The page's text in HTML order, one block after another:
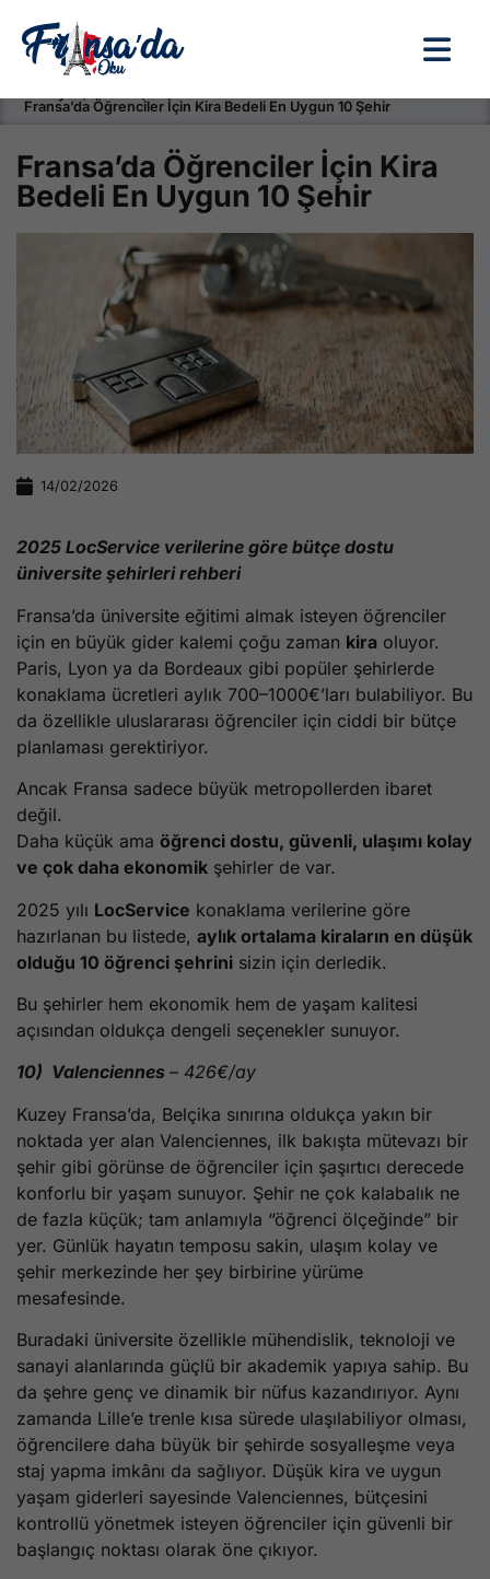
Fransa’da Öğrenciler İçin Kira Bedeli En Uygun 10 Şehir
Fransa’da Öğrenciler İçin Kira
Bedeli En Uygun 10 Şehir
14/02/2026
2025 LocService verilerine göre bütçe dostu
üniversite şehirleri rehberi
Fransa’da üniversite eğitimi almak isteyen öğrenciler
için en büyük gider kalemi çoğu zaman kira oluyor.
Paris, Lyon ya da Bordeaux gibi popüler şehirlerde
konaklama ücretleri aylık 700–1000€’ları bulabiliyor. Bu
da özellikle uluslararası öğrenciler için ciddi bir bütçe
planlaması gerektiriyor.
Ancak Fransa sadece büyük metropollerden ibaret
değil.
Daha küçük ama öğrenci dostu, güvenli, ulaşımı kolay
ve çok daha ekonomik şehirler de var.
2025 yılı LocService konaklama verilerine göre
hazırlanan bu listede, aylık ortalama kiraların en düşük
olduğu 10 öğrenci şehrini sizin için derledik.
Bu şehirler hem ekonomik hem de yaşam kalitesi
açısından oldukça dengeli seçenekler sunuyor.
10) Valenciennes – 426€/ay
Kuzey Fransa’da, Belçika sınırına oldukça yakın bir
noktada yer alan Valenciennes, ilk bakışta mütevazı bir
şehir gibi görünse de öğrenciler için şaşırtıcı derecede
konforlu bir yaşam sunuyor. Şehir ne çok kalabalık ne
de fazla küçük; tam anlamıyla “öğrenci ölçeğinde” bir
yer. Günlük hayatın temposu sakin, ulaşım kolay ve
şehir merkezinde her şey birbirine yürüme
mesafesinde.
Buradaki üniversite özellikle mühendislik, teknoloji ve
sanayi alanlarında güçlü bir akademik yapıya sahip. Bu
da şehre genç ve dinamik bir nüfus kazandırıyor. Aynı
zamanda Lille’e trenle kısa sürede ulaşılabiliyor olması,
öğrencilere daha büyük bir şehirde sosyalleşme veya
staj yapma imkânı da sağlıyor. Düşük kira ve uygun
yaşam giderleri sayesinde Valenciennes, bütçesini
kontrollü yönetmek isteyen öğrenciler için güvenli bir
başlangıç noktası olarak öne çıkıyor.